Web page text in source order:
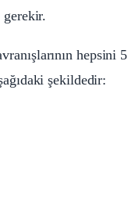
hepsini 5
şekildedir: